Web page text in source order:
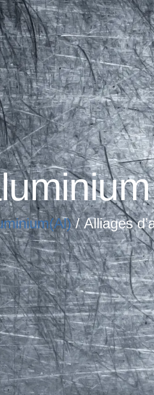
/ Alliages